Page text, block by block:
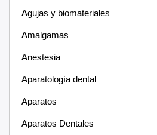
Agujas y biomateriales
Amalgamas
Anestesia
Aparatología dental
Aparatos
Aparatos Dentales